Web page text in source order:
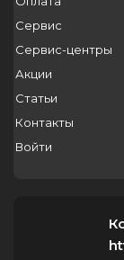
Сервис
Сервис-центры
Акции
Статьи
Контакты
Войти